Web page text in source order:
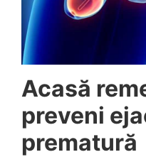
Acasă
preveni
prematură